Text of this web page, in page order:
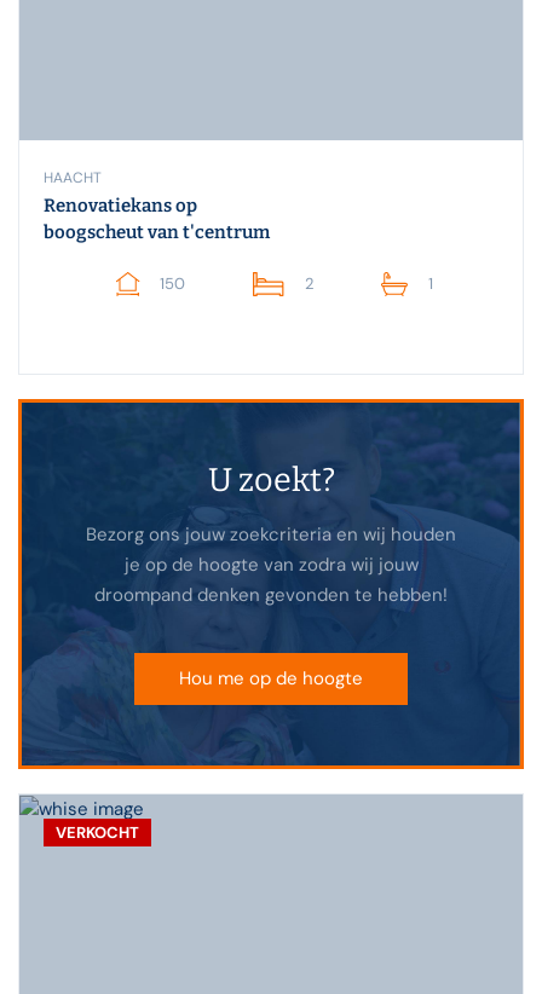
HAACHT
Renovatiekans op
boogscheut van t'centrum
150 2 1
U zoekt?
Bezorg ons jouw zoekcriteria en wij houden
je op de hoogte van zodra wij jouw
droompand denken gevonden te hebben!
Hou me op de hoogte
VERKOCHT